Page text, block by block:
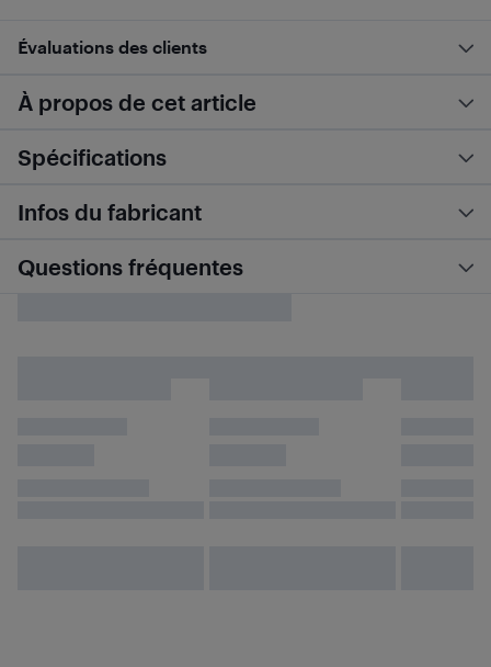
Évaluations des clients
À propos de cet article
Spécifications
Infos du fabricant
Questions fréquentes